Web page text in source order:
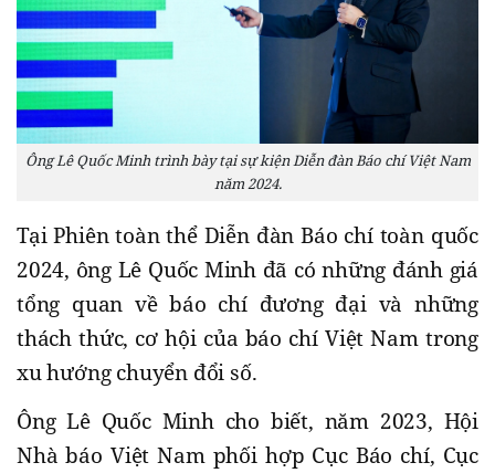
Ông Lê Quốc Minh trình bày tại sự kiện Diễn đàn Báo chí Việt Nam
năm 2024.
Tại Phiên toàn thể Diễn đàn Báo chí toàn quốc
2024, ông Lê Quốc Minh đã có những đánh giá
tổng quan về báo chí đương đại và những
thách thức, cơ hội của báo chí Việt Nam trong
xu hướng chuyển đổi số.
Ông Lê Quốc Minh cho biết, năm 2023, Hội
Nhà báo Việt Nam phối hợp Cục Báo chí, Cục